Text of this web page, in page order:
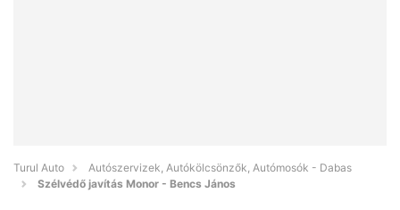
Turul Auto
Autószervizek, Autókölcsönzők, Autómosók - Dabas
Szélvédő javítás Monor - Bencs János